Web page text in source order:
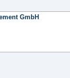
GmbH